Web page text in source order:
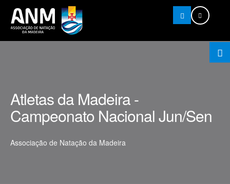
Pesquisar
Atletas da Madeira -
Campeonato Nacional Jun/Sen
Associação de Natação da Madeira